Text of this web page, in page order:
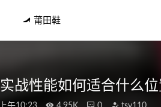
莆田鞋
战性能如何适合什么